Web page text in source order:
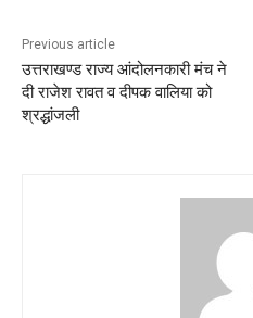
k
Previous article
उत्तराखण्ड राज्य आंदोलनकारी मंच ने
दी राजेश रावत व दीपक वालिया को
श्रद्धांजली